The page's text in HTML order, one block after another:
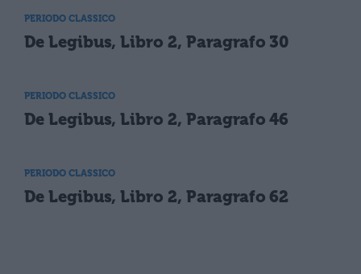
PERIODO CLASSICO
De Legibus, Libro 2, Paragrafo 30
PERIODO CLASSICO
De Legibus, Libro 2, Paragrafo 46
PERIODO CLASSICO
De Legibus, Libro 2, Paragrafo 62